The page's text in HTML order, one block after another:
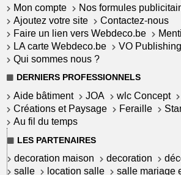
Mon compte
Nos formules
Ajoutez votre site
Contactez-nous
Faire un lien vers Webdeco.be
LA carte Webdeco.be
VO Publishing
Qui sommes nous ?
DERNIERS PROFESSIONNELS
Aide bâtiment JOA wlc Concept
Créations et Paysage
Feraille
Au fil du temps
LES PARTENAIRES
decoration maison decoration
salle
location salle salle mariage